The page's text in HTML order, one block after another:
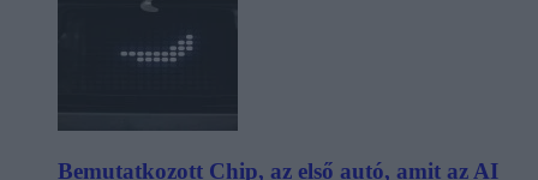
Bemutatkozott Chip, az első autó, amit az AI